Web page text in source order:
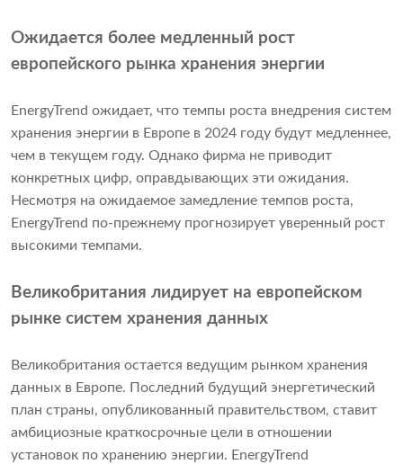
Ожидается более медленный рост
европейского рынка хранения энергии
EnergyTrend ожидает, что темпы роста внедрения систем
хранения энергии в Европе в 2024 году будут медленнее,
чем в текущем году. Однако фирма не приводит
конкретных цифр, оправдывающих эти ожидания.
Несмотря на ожидаемое замедление темпов роста,
EnergyTrend по-прежнему прогнозирует уверенный рост
высокими темпами.
Великобритания лидирует на европейском
рынке систем хранения данных
Великобритания остается ведущим рынком хранения
данных в Европе. Последний будущий энергетический
план страны, опубликованный правительством, ставит
амбициозные краткосрочные цели в отношении
установок по хранению энергии. EnergyTrend